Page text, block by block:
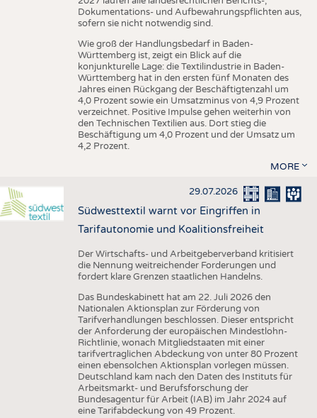
Dokumentations- und Aufbewahrungspflichten aus,
sofern sie nicht notwendig sind.
Wie groß der Handlungsbedarf in Baden-
Württemberg ist, zeigt ein Blick auf die
konjunkturelle Lage: die Textilindustrie in Baden-
Württemberg hat in den ersten fünf Monaten des
Jahres einen Rückgang der Beschäftigtenzahl um
4,0 Prozent sowie ein Umsatzminus von 4,9 Prozent
verzeichnet. Positive Impulse gehen weiterhin von
den Technischen Textilien aus. Dort stieg die
Beschäftigung um 4,0 Prozent und der Umsatz um
4,2 Prozent.
MORE
29.07.2026
Südwesttextil warnt vor Eingriffen in
Tarifautonomie und Koalitionsfreiheit
Der Wirtschafts- und Arbeitgeberverband kritisiert
die Nennung weitreichender Forderungen und
fordert klare Grenzen staatlichen Handelns.
Das Bundeskabinett hat am 22. Juli 2026 den
Nationalen Aktionsplan zur Förderung von
Tarifverhandlungen beschlossen. Dieser entspricht
der Anforderung der europäischen Mindestlohn-
Richtlinie, wonach Mitgliedstaaten mit einer
tarifvertraglichen Abdeckung von unter 80 Prozent
einen ebensolchen Aktionsplan vorlegen müssen.
Deutschland kam nach den Daten des Instituts für
Arbeitsmarkt- und Berufsforschung der
Bundesagentur für Arbeit (IAB) im Jahr 2024 auf
eine Tarifabdeckung von 49 Prozent.